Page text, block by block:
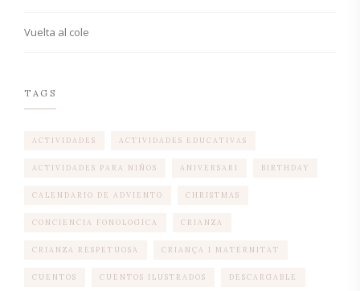
Vuelta al cole
TAGS
ACTIVIDADES ACTIVIDADES EDUCATIVAS
ACTIVIDADES PARA NIÑOS ANIVERSARI BIRTHDAY
CALENDARIO DE ADVIENTO CHRISTMAS
CONCIENCIA FONOLOGICA CRIANZA
CRIANZA RESPETUOSA CRIANÇA I MATERNITAT
CUENTOS CUENTOS ILUSTRADOS DESCARGABLE